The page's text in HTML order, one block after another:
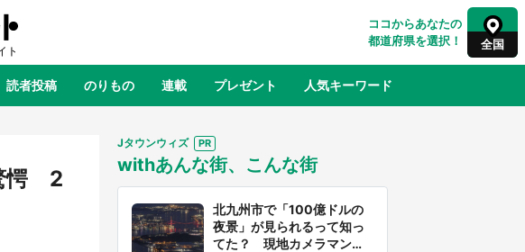
ココからあなたの
都道府県を選択！
全国
宮城 山形 福島
千葉 東京 神奈川
読者投稿 のりもの 連載 プレゼント 人気キーワード
じまる町へ ふるさと納税
愕 2
Jタウンウィズ
withあんな街、こんな街
北九州市で「100億ドルの
夜景」が見られるって知っ
てた？ 現地カメラマンに